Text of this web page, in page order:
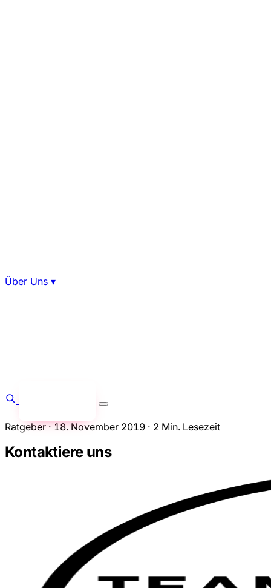
Über Uns ▾
Ratgeber · 18. November 2019 · 2 Min. Lesezeit
Kontaktiere uns